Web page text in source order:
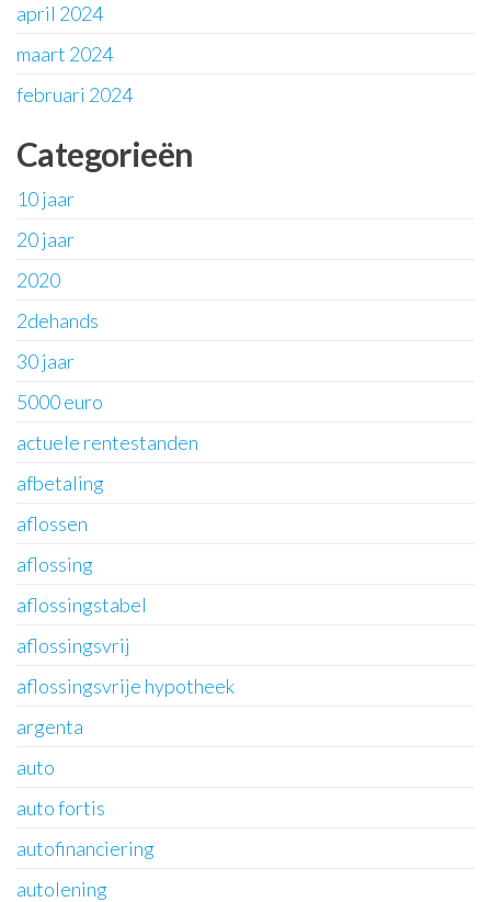
april 2024
maart 2024
februari 2024
Categorieën
10 jaar
20 jaar
2020
2dehands
30 jaar
5000 euro
actuele rentestanden
afbetaling
aflossen
aflossing
aflossingstabel
aflossingsvrij
aflossingsvrije hypotheek
argenta
auto
auto fortis
autofinanciering
autolening